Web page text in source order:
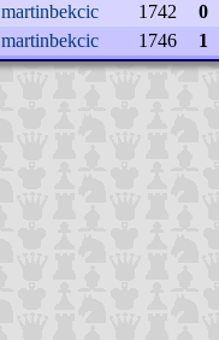
martinbekcic 1742
0
martinbekcic 1746 1